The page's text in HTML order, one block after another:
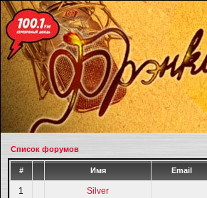
Список форумов
# Имя Email
1
Silver